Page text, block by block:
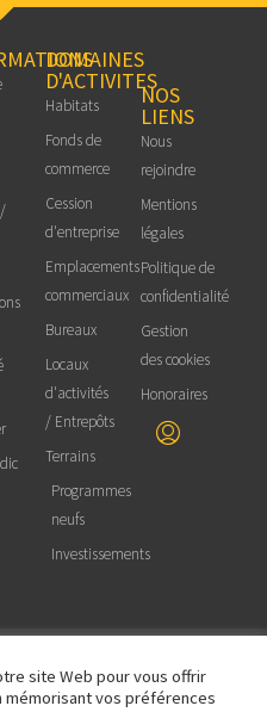
DOMAINES
D'ACTIVITES
Habitats
Fonds de
commerce
Cession
d'entreprise
Emplacements
commerciaux
Bureaux
Locaux
d'activités
/ Entrepôts
Terrains
Programmes
neufs
Investissements
NOS
LIENS
Nous
rejoindre
Mentions
légales
Politique de
confidentialité
Gestion
des cookies
Honoraires
site Web pour vous offrir
vos préférences